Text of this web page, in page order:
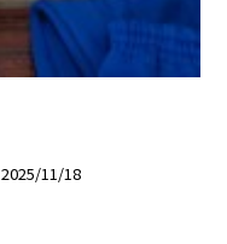
2025/11/18